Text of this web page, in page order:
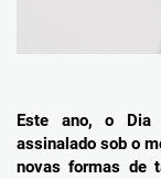
Este ano, o Dia
assinalado sob o
novas formas de